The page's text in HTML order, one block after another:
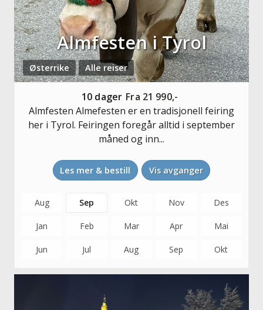
Almfesten i Tyrol
Østerrike Alle reiser
10 dager Fra 21 990,-
Almfesten Almefesten er en tradisjonell feiring
her i Tyrol. Feiringen foregår alltid i september
måned og inn...
Les mer & bestill Vis avganger
Aug Sep Okt Nov Des
Jan Feb Mar Apr Mai
Jun Jul Aug Sep Okt